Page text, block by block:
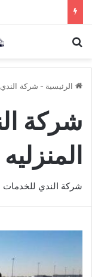
الرئيسية - شركة الندي
شركة
المنزليه
شركة الندي للخدمات